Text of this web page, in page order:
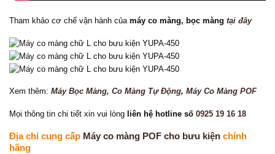
Tham khảo cơ chế vận hành của máy co màng, bọc màng tại đây
Xem thêm: Máy Bọc Màng, Co Màng Tự Động, Máy Co Màng POF
Mọi thông tin chi tiết xin vui lòng liên hệ hotline số 0925 19 16 18
Địa chỉ cung cấp Máy co màng POF cho bưu kiện chính
hãng